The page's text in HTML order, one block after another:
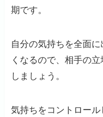
期です。
自分の気持ちを全面
くなるので、相手の
しましょう。
気持ちをコントロール